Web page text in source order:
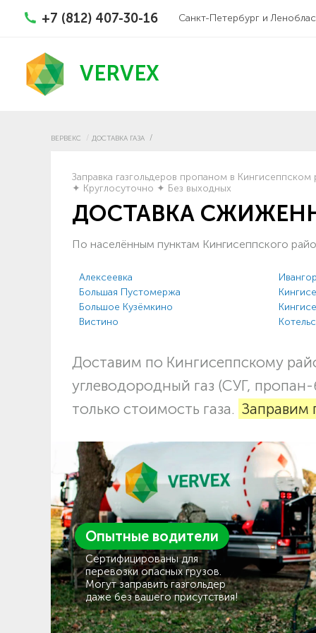
+7 (812) 407-30-16 Санкт-Петербург и
VERVEX
ВЕРВЕКС ДОСТАВКА ГАЗА
ДОСТАВКА
Заправка газгольдеров пропаном в
✦ Круглосуточно ✦ Без выходных
По населённым пунктам Кингисеппского
Алексеевка
Большая Пустомержа
Большое Кузёмкино
Вистино
Доставим по Кингисеппскому
углеводородный газ (СУГ,
только стоимость газа. Заправим
Опытные водители
Сертифицированы для
перевозки опасных грузов.
Могут заправить газгольдер
даже без вашего присутствия!